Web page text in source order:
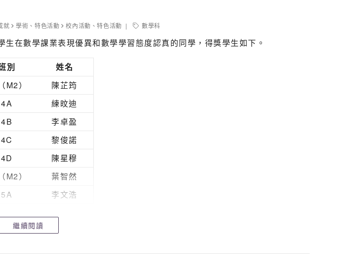
胡迪皓
余澤涵
優異證書Credit
張柏恒
馬思衡
薛美虹
就 學術 、特色活動 校內活動 、特色活動 數學科
在數學課業表現優異和數學學習態度認真的同學，得獎學生如下。
別
姓名
M2）
陳芷筠
4A
練旼迪
4B
李卓盈
4C
黎俊諾
4D
陳星穆
M2）
葉智然
5A
李文浩
5B
金雪盈
繼續閱讀